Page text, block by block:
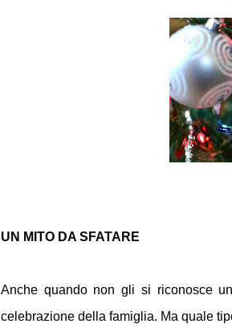
UN MITO DA SFATARE
Anche quando non gli si riconosce
celebrazione della famiglia. Ma quale